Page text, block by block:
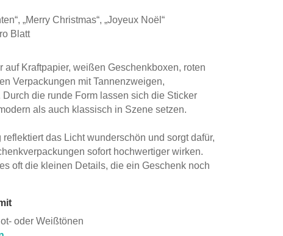
„Merry Christmas“, „Joyeux Noël“
Blatt
Kraftpapier, weißen Geschenkboxen, roten
Verpackungen mit Tannenzweigen,
die runde Form lassen sich die Sticker
als auch klassisch in Szene setzen.
das Licht wunderschön und sorgt dafür,
sofort hochwertiger wirken.
oft die kleinen Details, die ein Geschenk noch
oder Weißtönen